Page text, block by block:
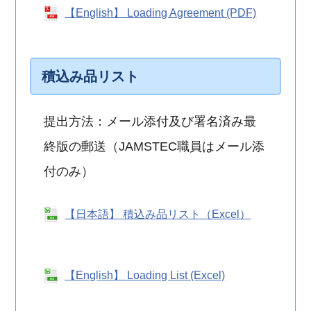
【English】 Loading Agreement (PDF)
積込み品リスト
提出方法：メール添付及び署名済み最
終版の郵送（JAMSTEC職員はメール添
付のみ）
【日本語】 積込み品リスト（Excel）
【English】 Loading List (Excel)